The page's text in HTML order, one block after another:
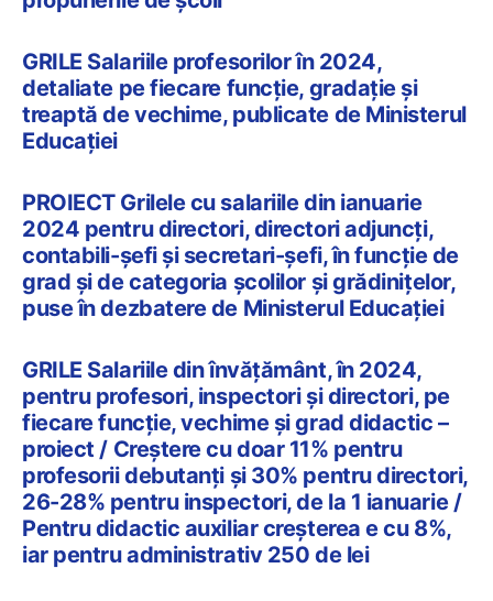
GRILE Salariile profesorilor în 2024,
detaliate pe fiecare funcție, gradație și
treaptă de vechime, publicate de Ministerul
Educației
PROIECT Grilele cu salariile din ianuarie
2024 pentru directori, directori adjuncți,
contabili-șefi și secretari-șefi, în funcție de
grad și de categoria școlilor și grădinițelor,
puse în dezbatere de Ministerul Educației
GRILE Salariile din învățământ, în 2024,
pentru profesori, inspectori și directori, pe
fiecare funcție, vechime și grad didactic –
proiect / Creștere cu doar 11% pentru
profesorii debutanți și 30% pentru directori,
26-28% pentru inspectori, de la 1 ianuarie /
Pentru didactic auxiliar creșterea e cu 8%,
iar pentru administrativ 250 de lei